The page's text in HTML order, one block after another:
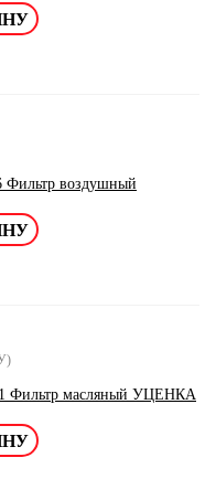
Фильтр воздушный
Фильтр масляный УЦЕНКА